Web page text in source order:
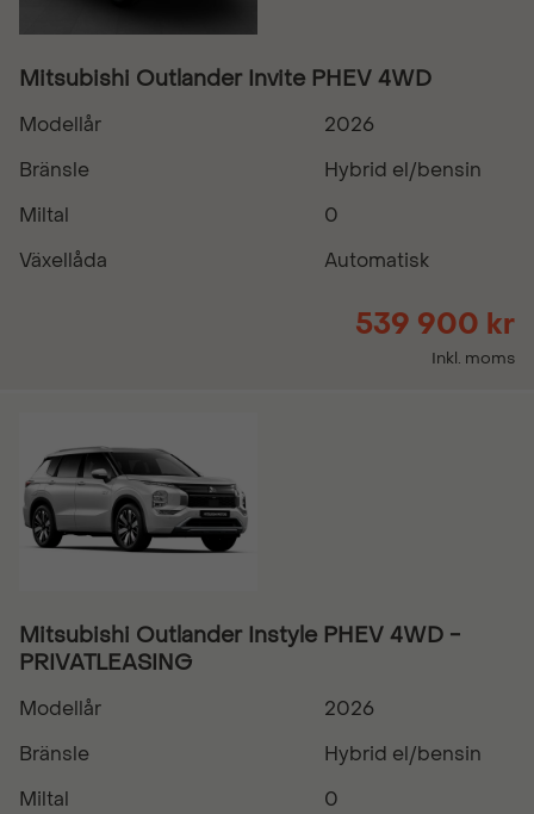
Mitsubishi Outlander Invite PHEV 4WD
Modellår
2026
Bränsle
Hybrid el/bensin
Miltal
0
Växellåda
Automatisk
539 900 kr
Inkl. moms
Mitsubishi Outlander Instyle PHEV 4WD -
PRIVATLEASING
Modellår
2026
Bränsle
Hybrid el/bensin
Miltal
0